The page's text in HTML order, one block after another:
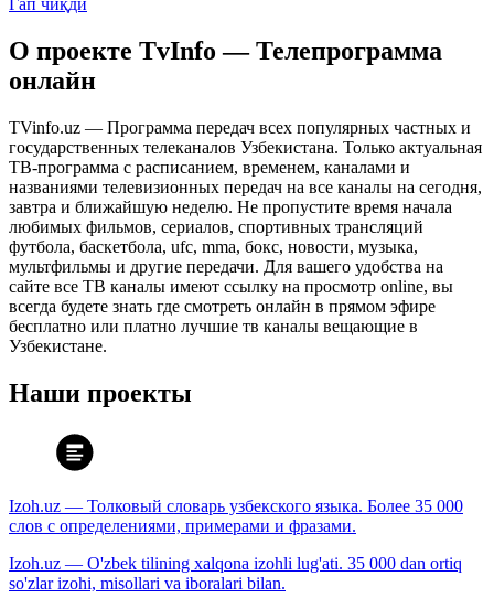
Гап чиқди
О проекте TvInfo — Телепрограмма
онлайн
TVinfo.uz — Программа передач всех популярных частных и
государственных телеканалов Узбекистана. Только актуальная
ТВ-программа с расписанием, временем, каналами и
названиями телевизионных передач на все каналы на сегодня,
завтра и ближайшую неделю. Не пропустите время начала
любимых фильмов, сериалов, спортивных трансляций
футбола, баскетбола, ufc, mma, бокс, новости, музыка,
мультфильмы и другие передачи. Для вашего удобства на
сайте все ТВ каналы имеют ссылку на просмотр online, вы
всегда будете знать где смотреть онлайн в прямом эфире
бесплатно или платно лучшие тв каналы вещающие в
Узбекистане.
Наши проекты
Izoh.uz — Толковый словарь узбекского языка. Более 35 000
слов с определениями, примерами и фразами.
Izoh.uz — O'zbek tilining xalqona izohli lug'ati. 35 000 dan ortiq
so'zlar izohi, misollari va iboralari bilan.